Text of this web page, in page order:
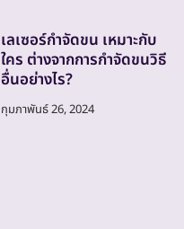
เลเซอร์กำจัดขน เหมาะกับ
ใคร ต่างจากการกำจัดขนวิธี
อื่นอย่างไร?
กุมภาพันธ์ 26, 2024